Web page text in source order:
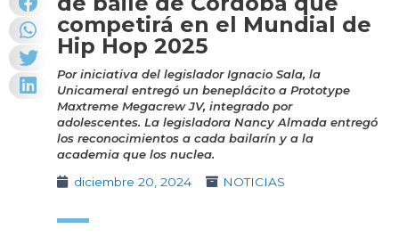
competirá en el Mundial de
Hip Hop 2025
Por iniciativa del legislador Ignacio Sala, la
Unicameral entregó un beneplácito a Prototype
Maxtreme Megacrew JV, integrado por
adolescentes. La legisladora Nancy Almada entregó
los reconocimientos a cada bailarín y a la
academia que los nuclea.
diciembre 20, 2024
NOTICIAS